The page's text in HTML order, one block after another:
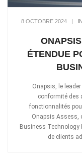
8 OCTOBRE 2024
ÉTENDUE
Onapsis, le
conformité des
fonctionnalités
Onapsis Assess,
Business Technology
de clients